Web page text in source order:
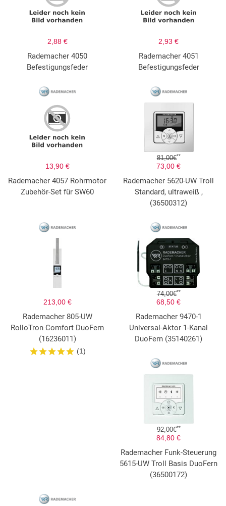
2,88 €
Rademacher 4050
Befestigungsfeder
2,93 €
Rademacher 4051
Befestigungsfeder
13,90 €
Rademacher 4057 Rohrmotor
Zubehör-Set für SW60
81,00€**
73,00 €
Rademacher 5620-UW Troll
Standard, ultraweiß ,
(36500312)
213,00 €
Rademacher 805-UW
RolloTron Comfort DuoFern
(16236011)
(1)
74,00€**
68,50 €
Rademacher 9470-1
Universal-Aktor 1-Kanal
DuoFern (35140261)
92,00€**
84,80 €
Rademacher Funk-Steuerung
5615-UW Troll Basis DuoFern
(36500172)